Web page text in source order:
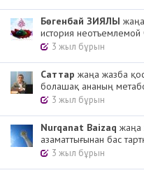
Бөгенбай ЗИЯЛЫ
история неотъемлемой
3 жыл бұрын
Cаттар жаңа жазба
болашақ ананың
3 жыл бұрын
Nurqanat Baizaq жаңа
азаматтығынан бас
3 жыл бұрын